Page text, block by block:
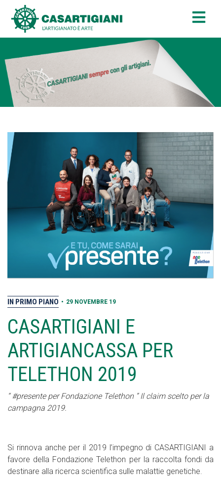
IN PRIMO PIANO • 29 NOVEMBRE 19
CASARTIGIANI E
ARTIGIANCASSA PER
TELETHON 2019
“ #presente per Fondazione Telethon ” Il claim scelto per la
campagna 2019.
Si rinnova anche per il 2019 l’impegno di CASARTIGIANI a
favore della Fondazione Telethon per la raccolta fondi da
destinare alla ricerca scientifica sulle malattie genetiche.